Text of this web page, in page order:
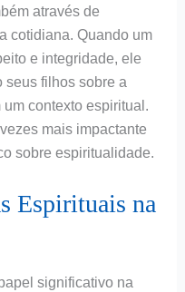
através de
cotidiana. Quando um
e integridade, ele
seus filhos sobre a
contexto espiritual.
mais impactante
sobre espiritualidade.
Espirituais na
significativo na